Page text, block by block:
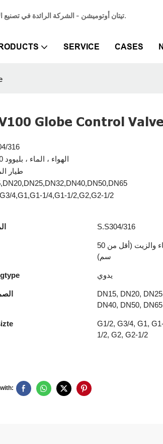
تيتان أوتوميشن - الشركة الرائدة في تصنيع الأسطوانات الهوائية & المورد المتخصص في أسطوانات الهواء الهوائية لتلبية احتياجات الأتمتة الصناعية.
SERVICE CASES
Globe Control Valve
316
الهواء ، الماء ، بليوود 50 سم
طيار
4,G1,G1-1/4,G1-1/2,G2,G2-1/2
S.S304/316
الهواء والماء والزيت (أقل من 50
سم)
يدوي
DN15, DN20,
DN40, DN50, DN65
G1/2, G3/4, G1,
1/2, G2, G2-1/2